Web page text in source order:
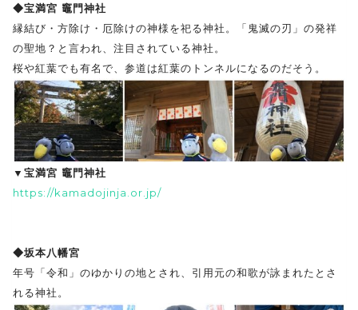
◆宝満宮 竈門神社
縁結び・方除け・厄除けの神様を祀る神社。「鬼滅の刃」の発祥
の聖地？と言われ、注目されている神社。
桜や紅葉でも有名で、参道は紅葉のトンネルになるのだそう。
▼宝満宮 竈門神社
https://kamadojinja.or.jp/
◆坂本八幡宮
年号「令和」のゆかりの地とされ、引用元の和歌が詠まれたとさ
れる神社。